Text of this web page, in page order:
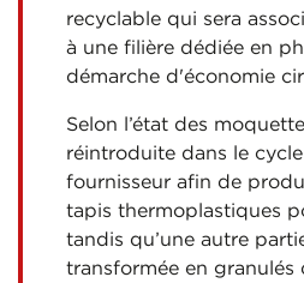
recyclable qui sera
à une filière dédiée en
démarche d'économie
Selon l’état des
réintroduite dans le
fournisseur afin de
tapis thermoplastiques
tandis qu’une autre
transformée en granulés